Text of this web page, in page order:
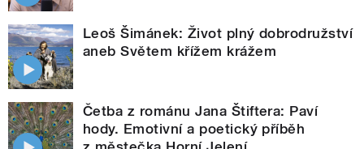
Leoš Šimánek: Život plný dobrodružství
aneb Světem křížem krážem
Četba z románu Jana Štiftera: Paví
hody. Emotivní a poetický příběh